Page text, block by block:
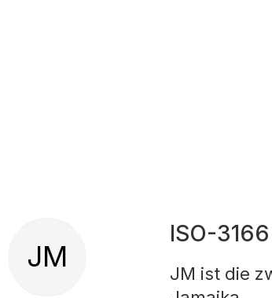
JM
ISO-
JM ist die